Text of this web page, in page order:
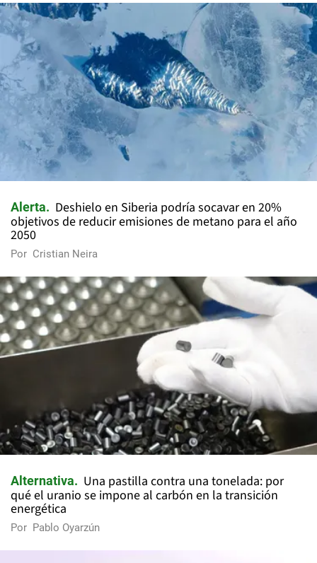
Alerta
Deshielo en Siberia podría socavar en 20%
objetivos de reducir emisiones de metano para el año
2050
Por Cristian Neira
Alternativa
Una pastilla contra una tonelada: por
qué el uranio se impone al carbón en la transición
energética
Por Pablo Oyarzún